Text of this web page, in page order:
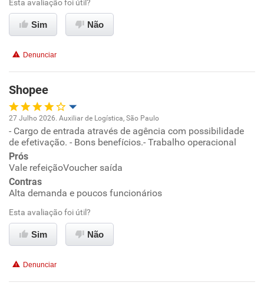
Conciliação com a vida familiar
Esta avaliação foi útil?
Sim Não
Denunciar
Shopee
Oportunidade de promoção
Ambiente de trabalho
Conciliação com a vida familiar
Benefícios
27 Julho 2026. Auxiliar de Logística, São Paulo
- Cargo de entrada através de agência com possibilidade
de efetivação. - Bons benefícios.- Trabalho operacional
Prós
Vale refeiçãoVoucher saída
Contras
Alta demanda e poucos funcionários
Esta avaliação foi útil?
Sim Não
Denunciar